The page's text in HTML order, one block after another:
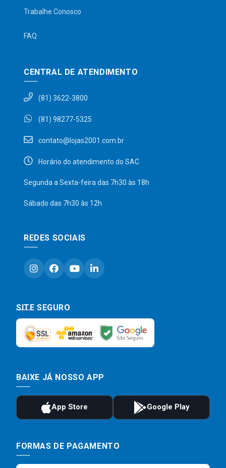
Trabalhe Conosco
FAQ
CENTRAL DE ATENDIMENTO
(81) 3622-3800
(81) 98277-5325
contato@lojas2001.com.br
Horário do atendimento do SAC
Segunda a Sexta-feira das 7h30 às 18h
Sábado das 7h30 às 12h
REDES SOCIAIS
SITE SEGURO
BAIXE JÁ NOSSO APP
FORMAS DE PAGAMENTO